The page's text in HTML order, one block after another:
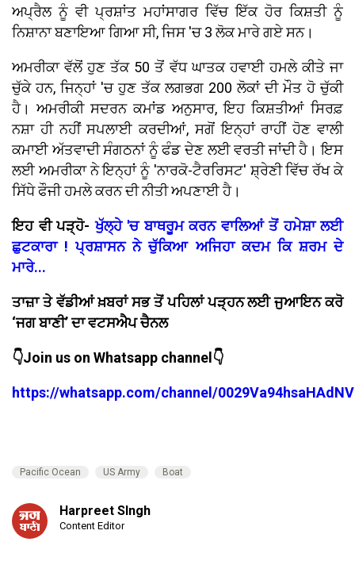
ਅਪ੍ਰੈਲ ਨੂੰ ਵੀ ਪ੍ਰਸ਼ਾਂਤ ਮਹਾਂਸਾਗਰ ਵਿੱਚ ਇੱਕ ਹੋਰ ਕਿਸ਼ਤੀ ਨੂੰ
ਨਿਸ਼ਾਨਾ ਬਣਾਇਆ ਗਿਆ ਸੀ, ਜਿਸ 'ਚ 3 ਲੋਕ ਮਾਰੇ ਗਏ ਸਨ।
ਅਮਰੀਕਾ ਵੱਲੋਂ ਹੁਣ ਤੱਕ 50 ਤੋਂ ਵੱਧ ਘਾਤਕ ਹਵਾਈ ਹਮਲੇ ਕੀਤੇ ਜਾ
ਚੁੱਕੇ ਹਨ, ਜਿਨ੍ਹਾਂ 'ਚ ਹੁਣ ਤੱਕ ਲਗਭਗ 200 ਲੋਕਾਂ ਦੀ ਮੌਤ ਹੋ ਚੁੱਕੀ
ਹੈ। ਅਮਰੀਕੀ ਸਦਰਨ ਕਮਾਂਡ ਅਨੁਸਾਰ, ਇਹ ਕਿਸ਼ਤੀਆਂ ਸਿਰਫ਼
ਨਸ਼ਾ ਹੀ ਨਹੀਂ ਸਪਲਾਈ ਕਰਦੀਆਂ, ਸਗੋਂ ਇਨ੍ਹਾਂ ਰਾਹੀਂ ਹੋਣ ਵਾਲੀ
ਕਮਾਈ ਅੱਤਵਾਦੀ ਸੰਗਠਨਾਂ ਨੂੰ ਫੰਡ ਦੇਣ ਲਈ ਵਰਤੀ ਜਾਂਦੀ ਹੈ। ਇਸ
ਲਈ ਅਮਰੀਕਾ ਨੇ ਇਨ੍ਹਾਂ ਨੂੰ 'ਨਾਰਕੋ-ਟੈਰਰਿਸਟ' ਸ਼੍ਰੇਣੀ ਵਿੱਚ ਰੱਖ ਕੇ
ਸਿੱਧੇ ਫੌਜੀ ਹਮਲੇ ਕਰਨ ਦੀ ਨੀਤੀ ਅਪਣਾਈ ਹੈ।
ਇਹ ਵੀ ਪੜ੍ਹੋ-ਖੁੱਲ੍ਹੇ 'ਚ ਬਾਥਰੂਮ ਕਰਨ ਵਾਲਿਆਂ ਤੋਂ ਹਮੇਸ਼ਾ ਲਈ
ਛੁਟਕਾਰਾ ! ਪ੍ਰਸ਼ਾਸਨ ਨੇ ਚੁੱਕਿਆ ਅਜਿਹਾ ਕਦਮ ਕਿ ਸ਼ਰਮ ਦੇ
ਮਾਰੇ...
ਤਾਜ਼ਾ ਤੇ ਵੱਡੀਆਂ ਖ਼ਬਰਾਂ ਸਭ ਤੋਂ ਪਹਿਲਾਂ ਪੜ੍ਹਨ ਲਈ ਜੁਆਇਨ ਕਰੋ
‘ਜਗ ਬਾਣੀ’ ਦਾ ਵਟਸਐਪ ਚੈਨਲ
👇Join us on Whatsapp channel👇
https://whatsapp.com/channel/
Pacific Ocean US Army Boat
Harpreet SIngh
Content Editor